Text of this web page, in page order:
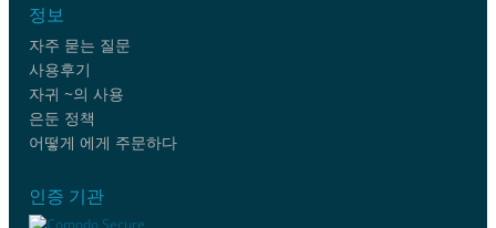
정보
자주 묻는 질문
사용후기
자귀 ~의 사용
은둔 정책
어떻게 에게 주문하다
인증 기관